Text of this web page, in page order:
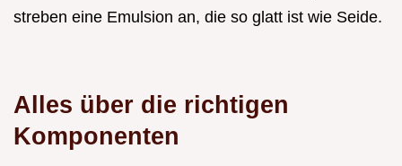
streben eine Emulsion an, die so glatt ist wie Seide.
Alles über die richtigen
Komponenten